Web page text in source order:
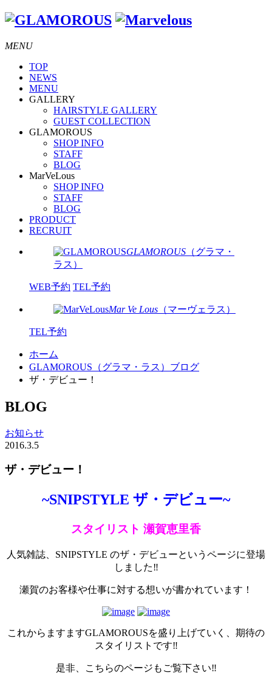
MENU
TOP
NEWS
MENU
GALLERY
HAIRSTYLE GALLERY
GUEST COLLECTION
GLAMOROUS
SHOP INFO
STAFF
BLOG
MarVeLous
SHOP INFO
STAFF
BLOG
PRODUCT
RECRUIT
GLAMOROUS （グラマ・
ラス）
WEB予約 TEL予約
Mar Ve Lous （マーヴェラス）
TEL予約
ホーム
GLAMOROUS（グラマ・ラス）ブログ
ザ・デビュー！
BLOG
お知らせ
2016.3.5
ザ・デビュー！
~SNIPSTYLE ザ・デビュー~
スタイリスト 瀬賀恵里香
人気雑誌、SNIPSTYLE のザ・デビューというページに登場
しました‼️
瀬賀のお客様や仕事に対する想いが書かれています！
これからますますGLAMOROUSを盛り上げていく、期待の
スタイリストです‼️
是非、こちらのページもご覧下さい‼️